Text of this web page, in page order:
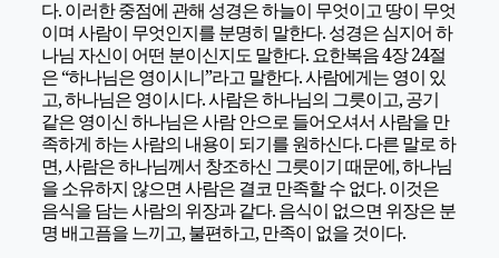
다. 이러한 중점에 관해 성경은 하늘이 무엇이고 땅이 무엇
이며 사람이 무엇인지를 분명히 말한다. 성경은 심지어 하
나님 자신이 어떤 분이신지도 말한다. 요한복음 4장 24절
은 “하나님은 영이시니”라고 말한다. 사람에게는 영이 있
고, 하나님은 영이시다. 사람은 하나님의 그릇이고, 공기
같은 영이신 하나님은 사람 안으로 들어오셔서 사람을 만
족하게 하는 사람의 내용이 되기를 원하신다. 다른 말로 하
면, 사람은 하나님께서 창조하신 그릇이기 때문에, 하나님
을 소유하지 않으면 사람은 결코 만족할 수 없다. 이것은
음식을 담는 사람의 위장과 같다. 음식이 없으면 위장은 분
명 배고픔을 느끼고, 불편하고, 만족이 없을 것이다.